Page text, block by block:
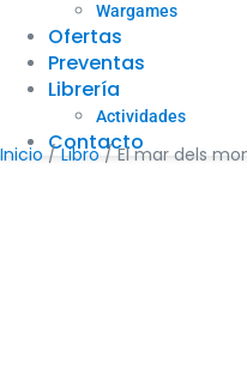
Wargames
Ofertas
Preventas
Librería
Actividades
Contacto
Inicio /Libro/ El mar dels